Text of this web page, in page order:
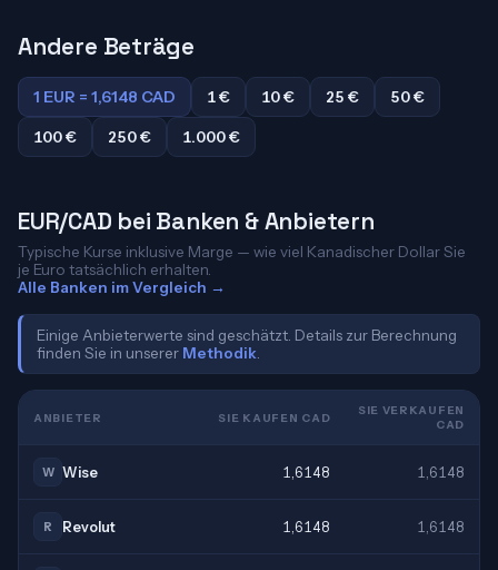
Andere Beträge
1 EUR = 1,6148 CAD 1 € 10 € 25 €
50 €
100 €
250 € 1.000 €
EUR/CAD bei Banken & Anbietern
Typische Kurse inklusive Marge — wie viel Kanadischer Dollar Sie
je Euro tatsächlich erhalten.
Alle Banken im Vergleich →
Einige Anbieterwerte sind geschätzt. Details zur Berechnung
finden Sie in unserer Methodik
ANBIETER SIE KAUFEN CAD
SIE VERKAUFEN
CAD
W Wise 1,6148 1,6148
R Revolut 1,6148 1,6148